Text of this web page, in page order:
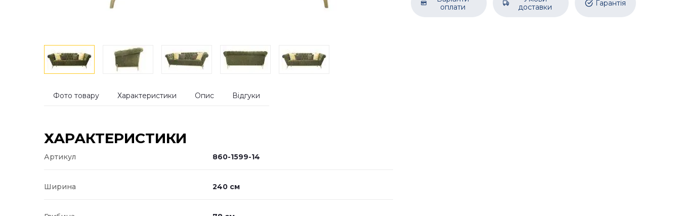
Фото товару Характеристики Опис Відгуки
ХАРАКТЕРИСТИКИ
Артикул 860-1599-14
Ширина 240 см
оплати
доставки
Гарантія